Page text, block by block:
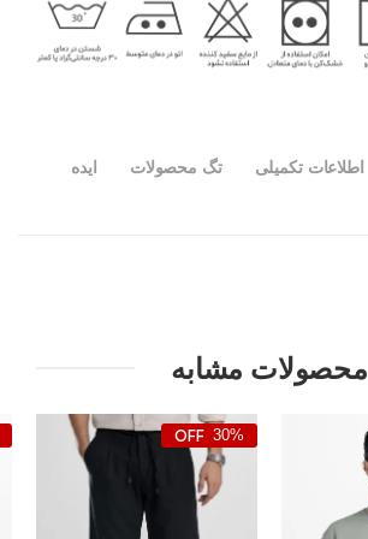
اطلاعات تکمیلی تگ محصولات ایده
محصولات مشابه
30%